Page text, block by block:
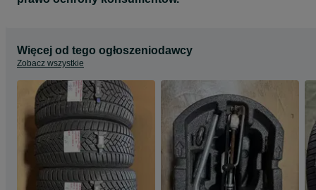
Więcej od tego ogłoszeniodawcy
Zobacz wszystkie